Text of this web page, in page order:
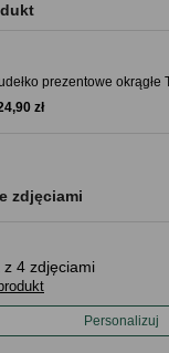
prezentowe okrągłe
zł
zdjęciami
z 4 zdjęciami
Personalizuj